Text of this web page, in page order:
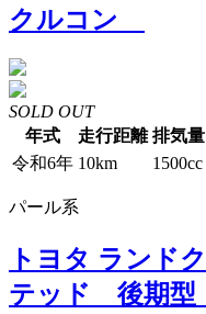
クルコン
SOLD OUT
年式
走行距離 排気量
令和6年 10km 1500cc
パール系
トヨタ ランド
テッド 後期